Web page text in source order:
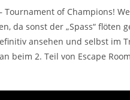
of Champions!
da sonst der „Spass“ flöten
ansehen und selbst im
beim 2. Teil von Escape